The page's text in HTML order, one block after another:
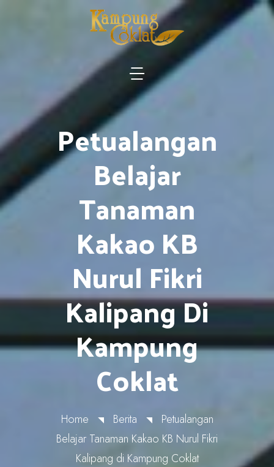
Petualangan
Belajar
Tanaman
Kakao KB
Nurul Fikri
Kalipang Di
Kampung
Coklat
Home Berita
Petualangan
Belajar Tanaman Kakao KB Nurul Fikri
Kalipang di Kampung Coklat